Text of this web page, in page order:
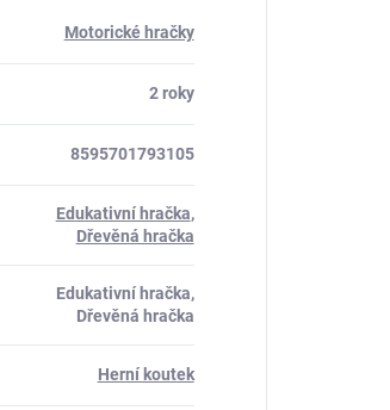
Motorické hračky
2 roky
8595701793105
Edukativní hračka,
Dřevěná hračka
Edukativní hračka,
Dřevěná hračka
Herní koutek